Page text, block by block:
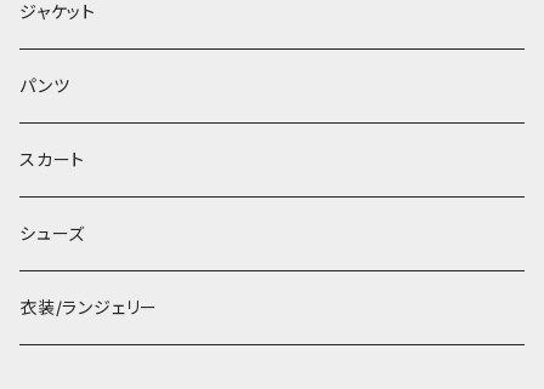
ジャケット
パンツ
スカート
シューズ
衣装/ランジェリー